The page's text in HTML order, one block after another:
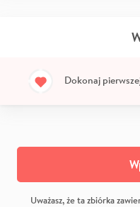
Dokonaj
Uważasz, że ta zbiórka